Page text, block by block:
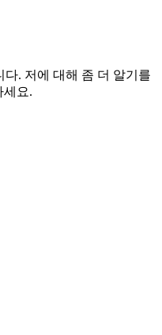
. 저에 대해 좀 더 알기를
세요.